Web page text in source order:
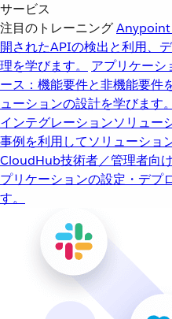
サービス
注目のトレーニング
開されたAPIの検出と利用、
理を学びます。
アプリケーシ
ース：機能要件と非機能要件
ューションの設計を学びます。
インテグレーションソリュー
事例を利用してソリューショ
CloudHub技術者／管理者向
プリケーションの設定・デプ
す。